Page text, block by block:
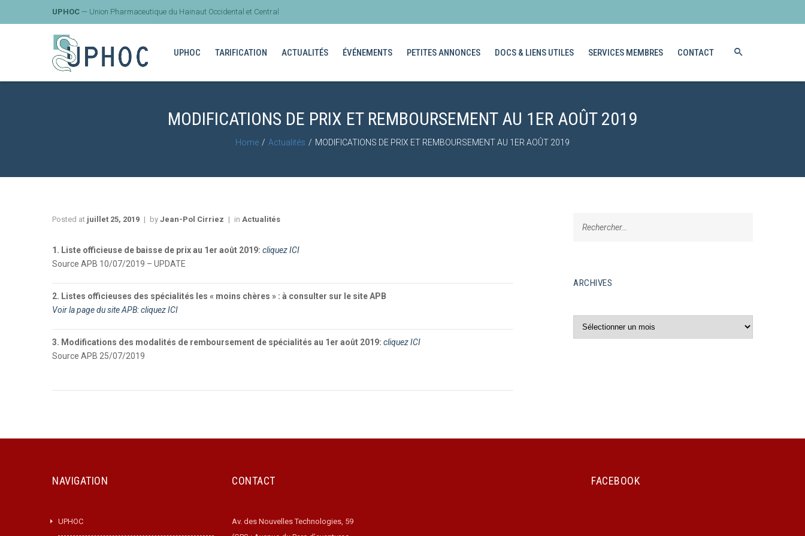
UPHOC — Union Pharmaceutique du Hainaut Occidental et Central
UPHOC TARIFICATION ACTUALITÉS ÉVÉNEMENTS PETITES ANNONCES DOCS & LIENS UTILES SERVICES MEMBRES CONTACT
MODIFICATIONS DE PRIX ET REMBOURSEMENT AU 1ER AOÛT 2019
Home Actualités MODIFICATIONS DE PRIX ET REMBOURSEMENT AU 1ER AOÛT 2019
Posted at juillet 25, 2019 by Jean-Pol Cirriez in Actualités
1. Liste officieuse de baisse de prix au 1er août 2019: cliquez ICI
Source APB 10/07/2019 – UPDATE
2. Listes officieuses des spécialités les « moins chères » : à consulter sur le site APB
Voir la page du site APB: cliquez ICI
3. Modifications des modalités de remboursement de spécialités au 1er août 2019: cliquez ICI
Source APB 25/07/2019
ARCHIVES
NAVIGATION
UPHOC
CONTACT
Av. des Nouvelles Technologies, 59
FACEBOOK